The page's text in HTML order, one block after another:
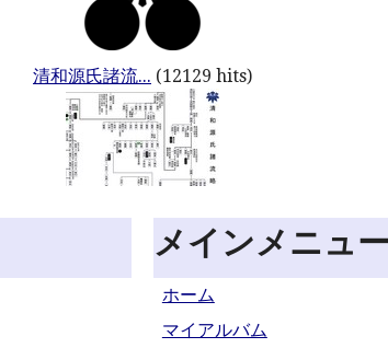
清和源氏諸流... (12129 hits)
メインメニュ
ホーム
マイアルバム